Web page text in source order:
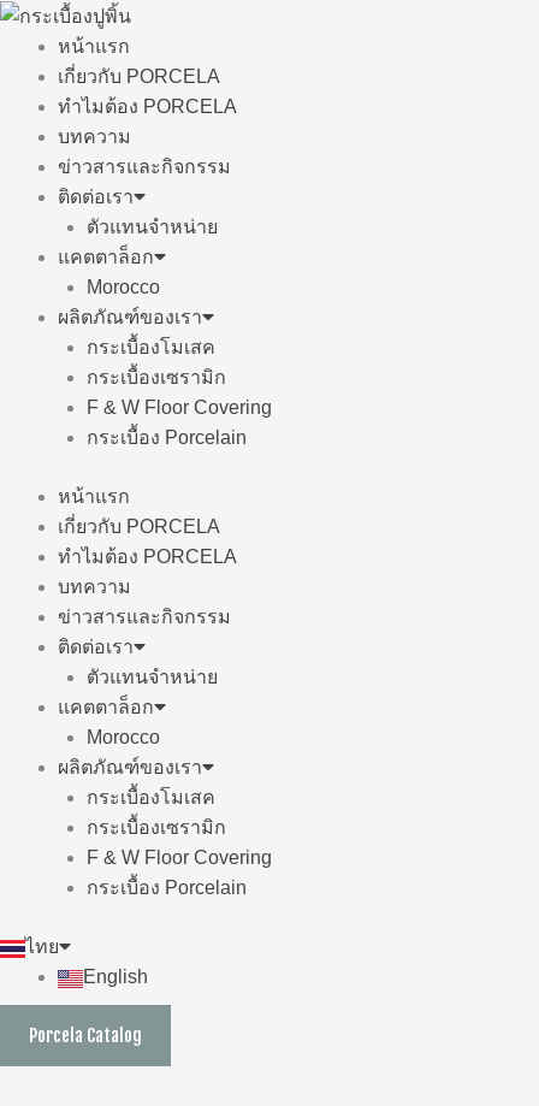
Skip
content
หน้าแรก
เกี่ยวกับ PORCELA
ทำไมต้อง PORCELA
บทความ
ข่าวสารและกิจกรรม
ติดต่อเรา
ตัวแทนจำหน่าย
แคตตาล็อก
Morocco
ผลิตภัณฑ์ของเรา
กระเบื้องโมเสค
กระเบื้องเซรามิก
F & W Floor Covering
กระเบื้อง Porcelain
หน้าแรก
เกี่ยวกับ PORCELA
ทำไมต้อง PORCELA
บทความ
ข่าวสารและกิจกรรม
ติดต่อเรา
ตัวแทนจำหน่าย
แคตตาล็อก
Morocco
ผลิตภัณฑ์ของเรา
กระเบื้องโมเสค
กระเบื้องเซรามิก
F & W Floor Covering
กระเบื้อง Porcelain
ไทย
English
Porcela Catalog